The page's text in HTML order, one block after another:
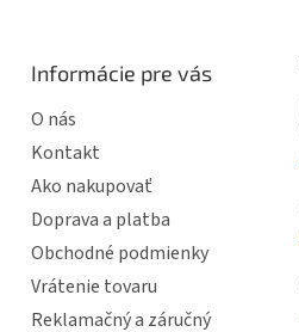
Informácie pre vás
O nás
Kontakt
Ako nakupovať
Doprava a platba
Obchodné podmienky
Vrátenie tovaru
Reklamačný a záručný